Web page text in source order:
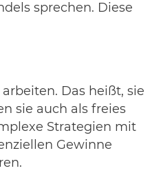
sprechen. Diese
Das heißt, sie
sie auch als freies
Strategien mit
Gewinne